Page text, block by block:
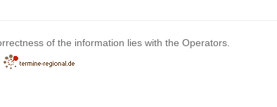
of the information lies with the Operators.